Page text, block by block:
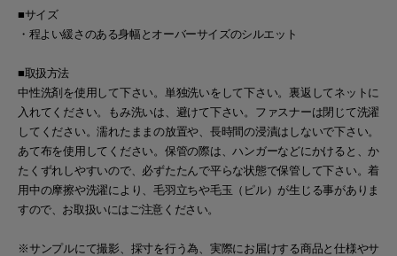
■サイズ
・程よい緩さのある身幅とオーバーサイズのシルエット
■取扱方法
中性洗剤を使用して下さい。単独洗いをして下さい。裏返してネットに
入れてください。もみ洗いは、避けて下さい。ファスナーは閉じて洗濯
してください。濡れたままの放置や、長時間の浸漬はしないで下さい。
あて布を使用してください。保管の際は、ハンガーなどにかけると、か
たくずれしやすいので、必ずたたんで平らな状態で保管して下さい。着
用中の摩擦や洗濯により、毛羽立ちや毛玉（ピル）が生じる事がありま
すので、お取扱いにはご注意ください。
※サンプルにて撮影、採寸を行う為、実際にお届けする商品と仕様やサ